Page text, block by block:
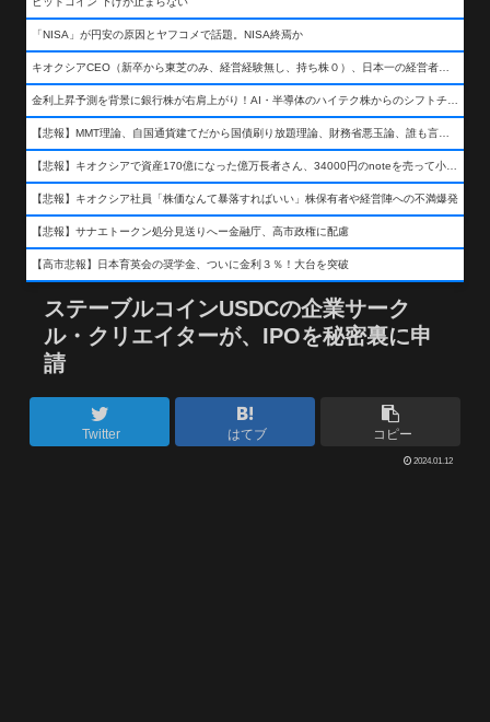
「NISA」が円安の原因とヤフコメで話題。NISA終焉か
キオクシアCEO（新卒から東芝のみ、経営経験無し、持ち株０）、日本一の経営者になる…
金利上昇予測を背景に銀行株が右肩上がり！AI・半導体のハイテク株からのシフトチェンジも
【悲報】MMT理論、自国通貨建てだから国債刷り放題理論、財務省悪玉論、誰も言わなくなるwwwwwwwwwwwwwww
【悲報】キオクシアで資産170億になった億万長者さん、34000円のnoteを売って小銭を稼いでしまうwwwwwwwwwwwwwwwwwwww
【悲報】キオクシア社員「株価なんて暴落すればいい」株保有者や経営陣への不満爆発
【悲報】サナエトークン処分見送りへー金融庁、高市政権に配慮
【高市悲報】日本育英会の奨学金、ついに金利３％！大台を突破
ステーブルコインUSDCの企業サーク
ル・クリエイターが、IPOを秘密裏に申
請
Twitter はてブ コピー
2024.01.12